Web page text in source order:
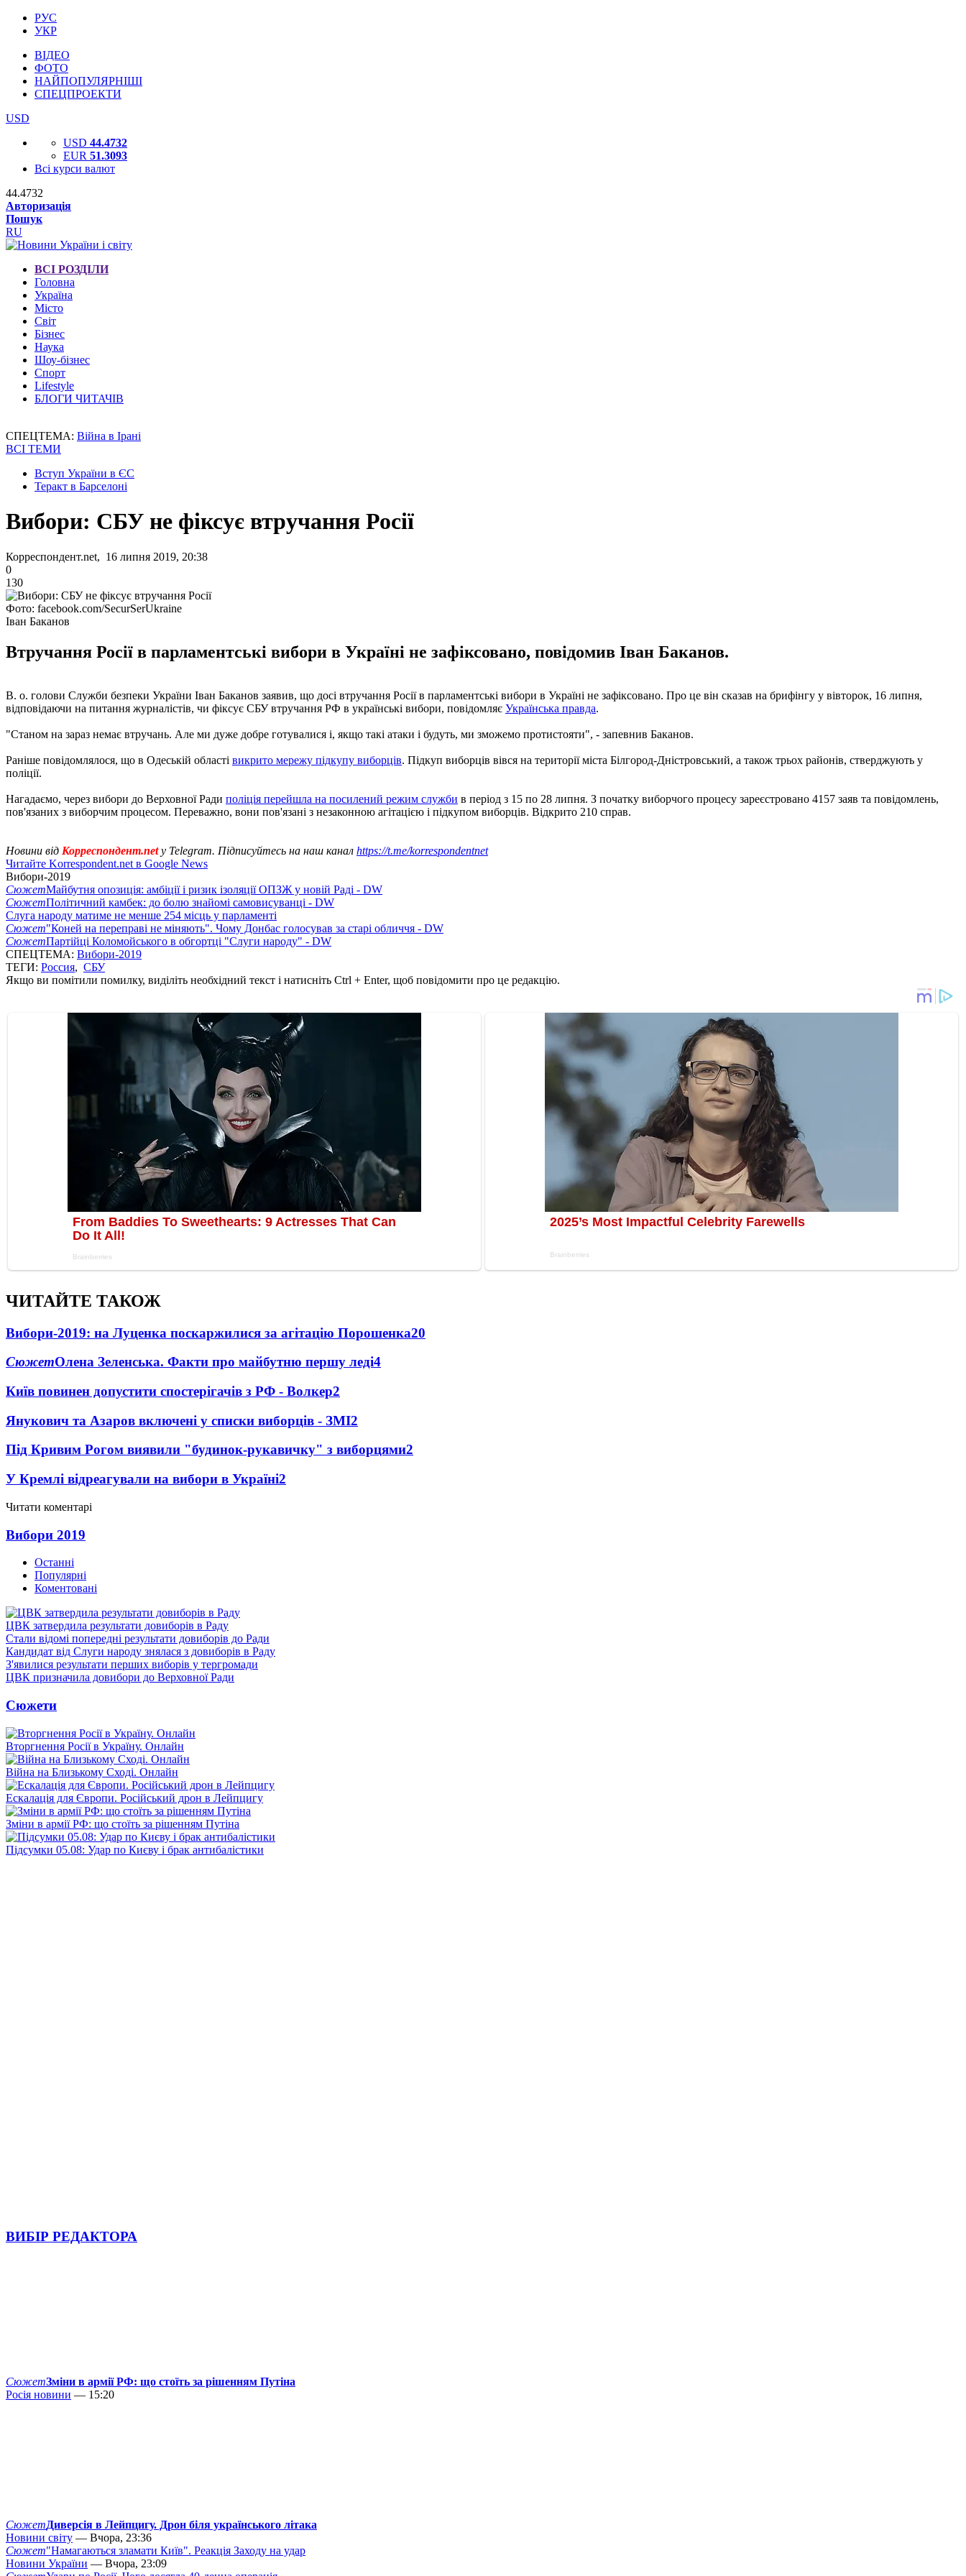
РУС
УКР
ВІДЕО
ФОТО
НАЙПОПУЛЯРНІШІ
СПЕЦПРОЕКТИ
USD
USD 44.4732
EUR 51.3093
Всі курси валют
44.4732
Авторизація
Пошук
RU
ВСІ РОЗДІЛИ
Головна
Україна
Місто
Світ
Бізнес
Наука
Шоу-бізнес
Спорт
Lifestyle
БЛОГИ ЧИТАЧІВ
СПЕЦТЕМА: Війна в Ірані
ВСІ ТЕМИ
Вступ України в ЄС
Теракт в Барселоні
Вибори: СБУ не фіксує втручання Росії
Корреспондент.net, 16 липня 2019, 20:38
0
130
Фото: facebook.com/SecurSerUkraine
Іван Баканов
Втручання Росії в парламентські вибори в Україні не зафіксовано, повідомив Іван Баканов.
В. о. голови Служби безпеки України Іван Баканов заявив, що досі втручання Росії в парламентські вибори в Україні не зафіксовано. Про це він сказав на брифінгу у вівторок, 16 липня,
відповідаючи на питання журналістів, чи фіксує СБУ втручання РФ в українські вибори, повідомляє Українська правда.
"Станом на зараз немає втручань. Але ми дуже добре готувалися і, якщо такі атаки і будуть, ми зможемо протистояти", - запевнив Баканов.
Раніше повідомлялося, що в Одеській області викрито мережу підкупу виборців. Підкуп виборців вівся на території міста Білгород-Дністровський, а також трьох районів, стверджують у
поліції.
Нагадаємо, через вибори до Верховної Ради поліція перейшла на посилений режим служби в період з 15 по 28 липня. З початку виборчого процесу зареєстровано 4157 заяв та повідомлень,
пов'язаних з виборчим процесом. Переважно, вони пов'язані з незаконною агітацією і підкупом виборців. Відкрито 210 справ.
Новини від Корреспондент.netу Telegram. Підписуйтесь на наш канал https://t.me/korrespondentnet
Читайте Korrespondent.net в Google News
Вибори-2019
СюжетМайбутня опозиція: амбіції і ризик ізоляції ОПЗЖ у новій Раді - DW
СюжетПолітичний камбек: до болю знайомі самовисуванці - DW
Слуга народу матиме не менше 254 місць у парламенті
Сюжет"Коней на переправі не міняють". Чому Донбас голосував за старі обличчя - DW
СюжетПартійці Коломойського в обгортці "Слуги народу" - DW
СПЕЦТЕМА: Вибори-2019
ТЕГИ: Россия, СБУ
Якщо ви помітили помилку, виділіть необхідний текст і натисніть Ctrl + Enter, щоб повідомити про це редакцію.
ЧИТАЙТЕ ТАКОЖ
Вибори-2019: на Луценка поскаржилися за агітацію Порошенка20
СюжетОлена Зеленська. Факти про майбутню першу леді4
Київ повинен допустити спостерігачів з РФ - Волкер2
Янукович та Азаров включені у списки виборців - ЗМІ2
Під Кривим Рогом виявили "будинок-рукавичку" з виборцями2
У Кремлі відреагували на вибори в Україні2
Читати коментарі
Вибори 2019
Останні
Популярні
Коментовані
ЦВК затвердила результати довиборів в Раду
Стали відомі попередні результати довиборів до Ради
Кандидат від Слуги народу знялася з довиборів в Раду
З'явилися результати перших виборів у тергромади
ЦВК призначила довибори до Верховної Ради
Сюжети
Вторгнення Росії в Україну. Онлайн
Війна на Близькому Сході. Онлайн
Ескалація для Європи. Російський дрон в Лейпцигу
Зміни в армії РФ: що стоїть за рішенням Путіна
Підсумки 05.08: Удар по Києву і брак антибалістики
ВИБІР РЕДАКТОРА
СюжетЗміни в армії РФ: що стоїть за рішенням Путіна
Росія новини — 15:20
СюжетДиверсія в Лейпцигу. Дрон біля українського літака
Новини світу — Вчора, 23:36
Сюжет"Намагаються зламати Київ". Реакція Заходу на удар
Новини України — Вчора, 23:09